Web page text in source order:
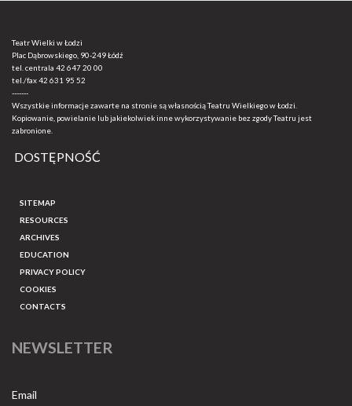
Teatr Wielki w Łodzi
Plac Dąbrowskiego, 90-249 Łódź
tel. centrala 42 647 20 00
tel./fax42 631 95 52
-------
Wszystkie informacje zawarte na stronie są własnością Teatru Wielkiego w Łodzi.
Kopiowanie, powielanie lub jakiekolwiek inne wykorzystywanie bez zgody Teatru jest
zabronione.
DOSTĘPNOŚĆ
SITEMAP
RESOURCES
ARCHIVES
EDUCATION
PRIVACY POLICY
COOKIES
CONTACTS
NEWSLETTER
Email